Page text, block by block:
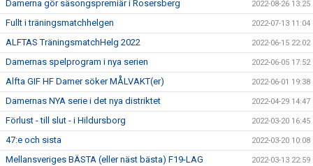
Damerna gör säsongspremiär i Rosersberg 2022-08-26 13:25
Fullt i träningsmatchhelgen 2022-07-13 11:04
ALFTAS TräningsmatchHelg 2022 2022-06-15 22:02
Damernas spelprogram i nya serien 2022-06-05 17:52
Alfta GIF HF Damer söker MÅLVAKT(er) 2022-06-01 19:38
Damernas NYA serie i det nya distriktet 2022-04-29 14:47
Förlust - till slut - i Hildursborg 2022-03-20 16:45
47:e och sista 2022-03-20 10:08
Mellansveriges BÄSTA (eller näst bästa) F19-LAG 2022-03-13 22:59